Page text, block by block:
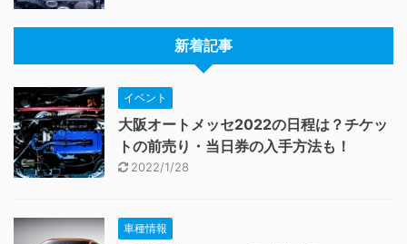
新着記事
イベント
大阪オートメッセ2022の日程は？チケッ
トの前売り・当日券の入手方法も！
2022/1/28
車種情報